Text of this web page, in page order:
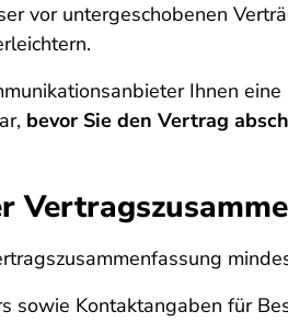
vor untergeschobenen
Ihnen eine
bevor Sie den Vertrag
sowie Kontaktangaben für